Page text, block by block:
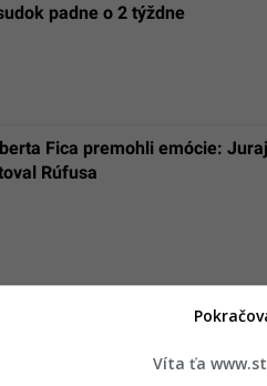
padne o 2 týždne
Fica premohli emócie:
Rúfusa
Víta ťa